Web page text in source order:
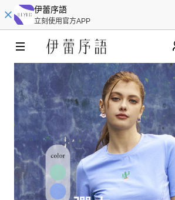
伊蕾序語
立刻使用官方APP